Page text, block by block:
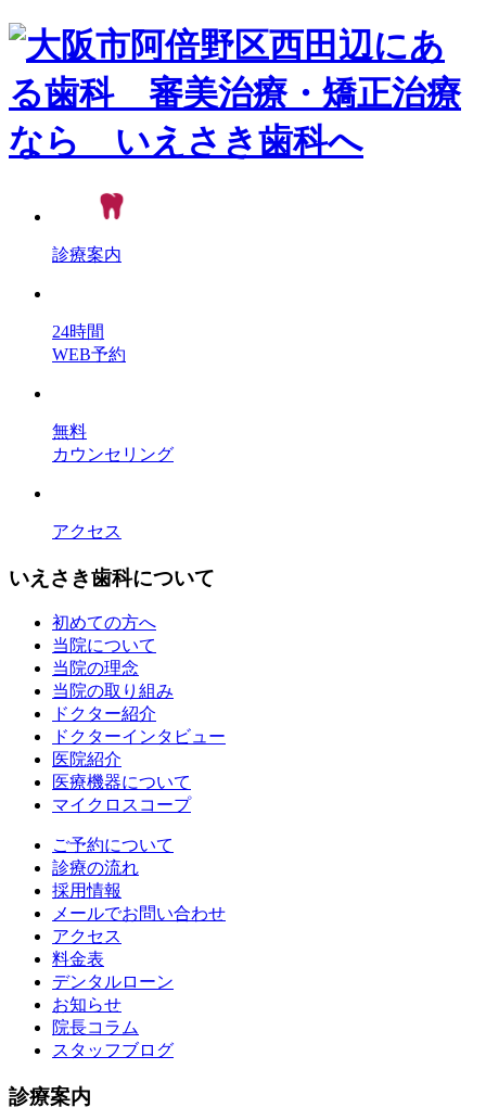
診療案内
24時間
WEB予約
無料
カウンセリング
アクセス
いえさき歯科について
初めての方へ
当院について
当院の理念
当院の取り組み
ドクター紹介
ドクターインタビュー
医院紹介
医療機器について
マイクロスコープ
ご予約について
診療の流れ
採用情報
メールでお問い合わせ
アクセス
料金表
デンタルローン
お知らせ
院長コラム
スタッフブログ
診療案内